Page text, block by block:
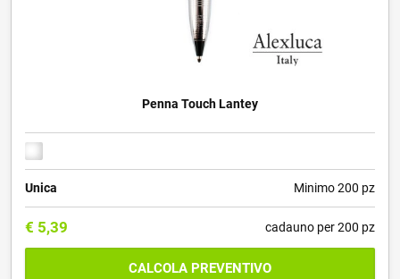
Penna Touch Lantey
Unica Minimo 200 pz
€ 5,39 cadauno per 200 pz
CALCOLA PREVENTIVO